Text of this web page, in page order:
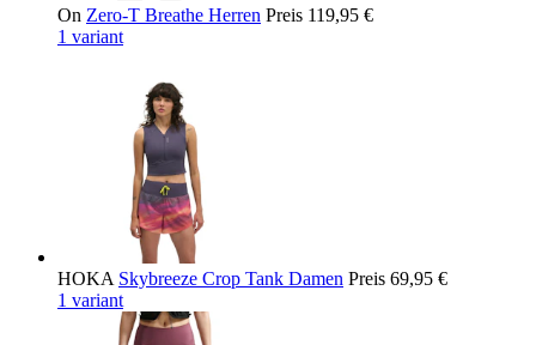
On Zero-T Breathe Herren Preis 119,95 €
1 variant
HOKA Skybreeze Crop Tank Damen Preis 69,95 €
1 variant